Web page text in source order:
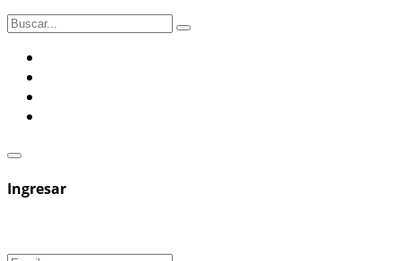
Ingresar